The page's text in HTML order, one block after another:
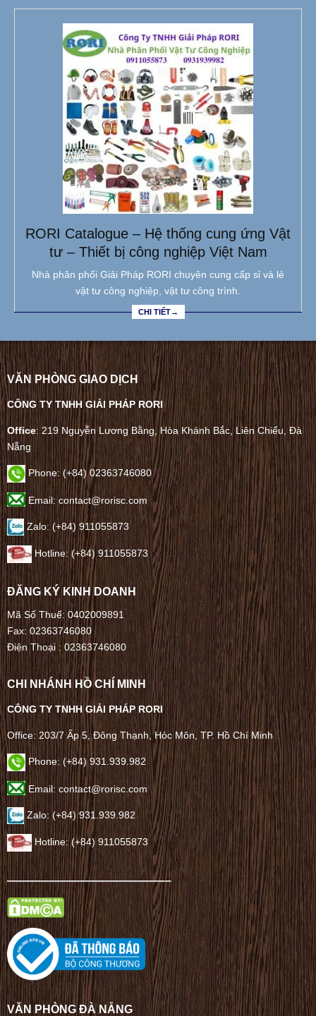
RORI Catalogue – Hệ thống cung ứng Vật
tư – Thiết bị công nghiệp Việt Nam
Nhà phân phối Giải Pháp RORI chuyên cung cấp sỉ và lẻ
vật tư công nghiệp, vật tư công trình.
CHI TIẾT→
VĂN PHÒNG GIAO DỊCH
CÔNG TY TNHH GIẢI PHÁP RORI
Office: 219 Nguyễn Lương Bằng, Hòa Khánh Bắc, Liên Chiểu, Đà
Nẵng
Phone:(+84) 02363746080
Email: contact@rorisc.com
Zalo: (+84) 911055873
Hotline: (+84) 911055873
ĐĂNG KÝ KINH DOANH
Mã Số Thuế: 0402009891
Fax: 02363746080
Điện Thoại :02363746080
CHI NHÁNH HỒ CHÍ MINH
CÔNG TY TNHH GIẢI PHÁP RORI
Office: 203/7 Ấp 5, Đông Thạnh, Hóc Môn, TP. Hồ Chí Minh
Phone: (+84) 931.939.982
Email: contact@rorisc.com
Zalo: (+84) 931.939.982
Hotline: (+84) 911055873
——————————————–
VĂN PHÒNG ĐÀ NẴNG